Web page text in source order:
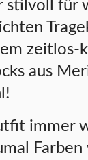
für
zeitlos-
aus
immer
Farben